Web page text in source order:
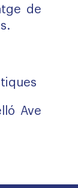
de
Ave